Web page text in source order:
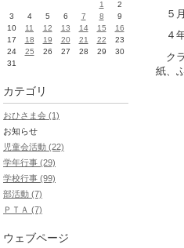
５
４
ク
紙、
1
2
3
4 5 6 7 8
9
10
11 12 13 14 15
16
17
18 19 20 21 22
23
24
25 26 27 28 29
30
31
カテゴリ
おひさま会 (1)
お知らせ
児童会活動 (22)
学年行事 (29)
学校行事 (99)
部活動 (7)
ＰＴＡ (7)
ウェブページ